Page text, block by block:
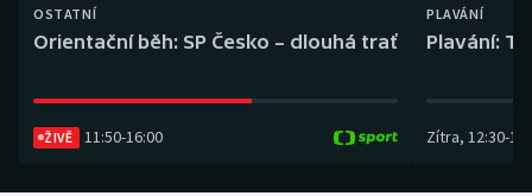
Curling
Florbal
OSTATNÍ
Orientační běh: SP Česko – dlouhá trať
ŽIVĚ 11:50-16:00
PLAVÁNÍ
Plavání:
Zítra, 12:30-